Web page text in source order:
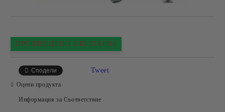
ПРОИЗВЕДЕНО В БЪЛГАРИЯ
Сподели Tweet
Оцени продукта
Информация за Съответствие